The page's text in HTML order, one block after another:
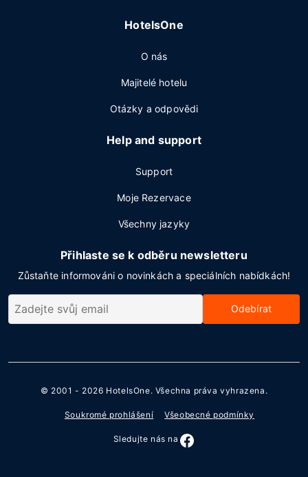
HotelsOne
O nás
Majitelé hotelu
Otázky a odpovědi
Help and support
Support
Moje Rezervace
Všechny jazyky
Přihlaste se k odběru newsletteru
Zůstaňte informováni o novinkách a speciálních nabídkách!
Odebírat
© 2001 - 2026 HotelsOne. Všechna práva vyhrazena.
Soukromé prohlášení Všeobecné podmínky
Sledujte nás na